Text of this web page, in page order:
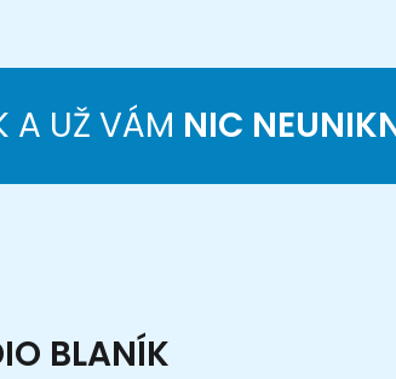
A UŽ VÁM NIC
BLANÍK